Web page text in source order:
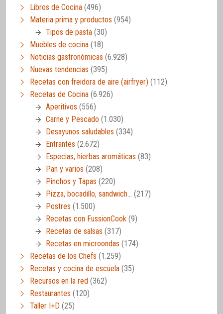
Libros de Cocina (496)
Materia prima y productos (954)
Tipos de pasta (30)
Muebles de cocina (18)
Noticias gastronómicas (6.928)
Nuevas tendencias (395)
Recetas con freidora de aire (airfryer) (112)
Recetas de Cocina (6.926)
Aperitivos (556)
Carne y Pescado (1.030)
Desayunos saludables (334)
Entrantes (2.672)
Especias, hierbas aromáticas (83)
Pan y varios (208)
Pinchos y Tapas (220)
Pizza, bocadillo, sandwich… (217)
Postres (1.500)
Recetas con FussionCook (9)
Recetas de salsas (317)
Recetas en microondas (174)
Recetas de los Chefs (1.259)
Recetas y cocina de escuela (35)
Recursos en la red (362)
Restaurantes (120)
Taller I+D (25)